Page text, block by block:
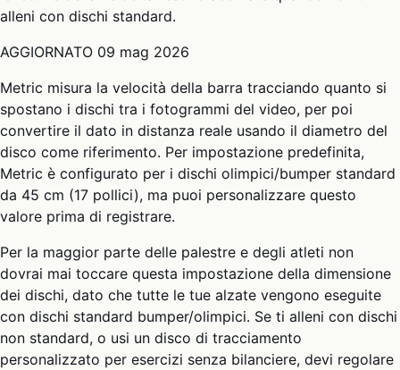
alleni con dischi standard.
AGGIORNATO 09 mag 2026
Metric misura la velocità della barra tracciando quanto si
spostano i dischi tra i fotogrammi del video, per poi
convertire il dato in distanza reale usando il diametro del
disco come riferimento. Per impostazione predefinita,
Metric è configurato per i dischi olimpici/bumper standard
da 45 cm (17 pollici), ma puoi personalizzare questo
valore prima di registrare.
Per la maggior parte delle palestre e degli atleti non
dovrai mai toccare questa impostazione della dimensione
dei dischi, dato che tutte le tue alzate vengono eseguite
con dischi standard bumper/olimpici. Se ti alleni con dischi
non standard, o usi un disco di tracciamento
personalizzato per esercizi senza bilanciere, devi regolare